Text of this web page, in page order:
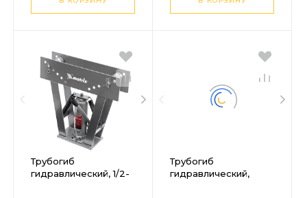
Трубогиб
гидравлический, 1/2-
Трубогиб
гидравлический,